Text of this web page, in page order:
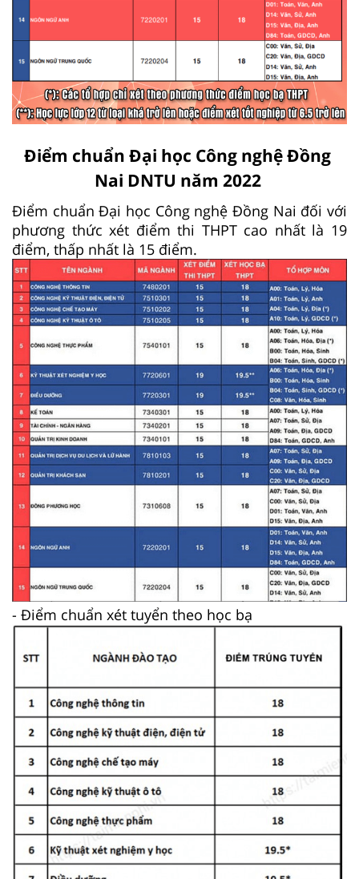
Điểm chuẩn Đại học Công nghệ Đồng
Nai DNTU năm 2022
Điểm chuẩn Đại học Công nghệ Đồng Nai đối với
phương thức xét điểm thi THPT cao nhất là 19
điểm, thấp nhất là 15 điểm.
- Điểm chuẩn xét tuyển theo học bạ